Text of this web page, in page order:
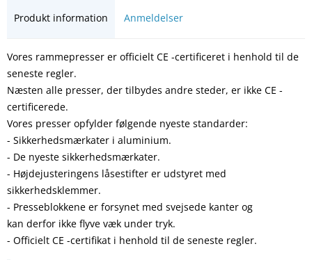
Produkt information Anmeldelser
Vores rammepresser er officielt CE -certificeret i henhold til de
seneste regler.
Næsten alle presser, der tilbydes andre steder, er ikke CE -
certificerede.
Vores presser opfylder følgende nyeste standarder:
- Sikkerhedsmærkater i aluminium.
- De nyeste sikkerhedsmærkater.
- Højdejusteringens låsestifter er udstyret med
sikkerhedsklemmer.
- Presseblokkene er forsynet med svejsede kanter og
kan derfor ikke flyve væk under tryk.
- Officielt CE -certifikat i henhold til de seneste regler.